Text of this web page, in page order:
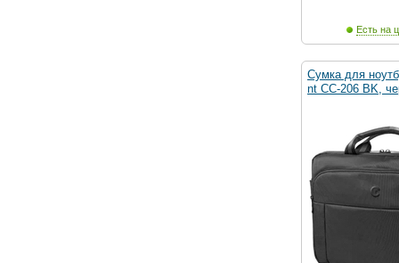
Есть на
Сумка для
nt CC-206 BK,